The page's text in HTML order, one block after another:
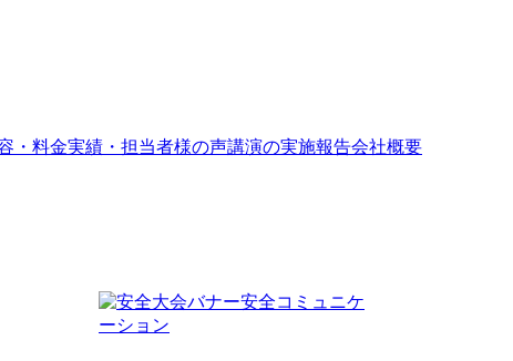
・料金実績・担当者様の声講演の実施報告会社概要